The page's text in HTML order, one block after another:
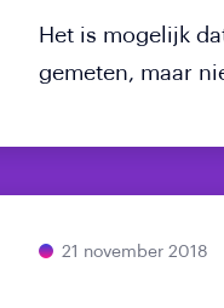
Het is mogelijk
gemeten, maar
21 november 2018